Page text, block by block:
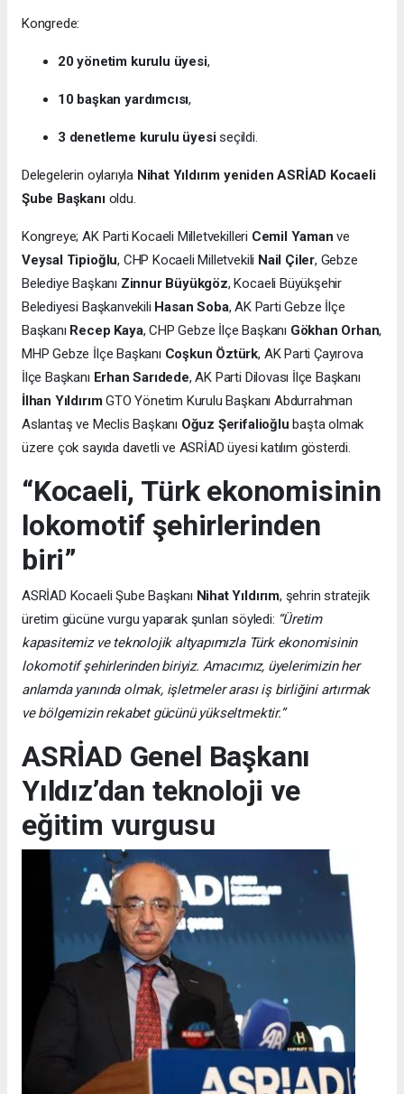
Kongrede:
20 yönetim kurulu üyesi,
10 başkan yardımcısı,
3 denetleme kurulu üyesiseçildi.
Delegelerin oylarıyla Nihat Yıldırım yeniden ASRİAD Kocaeli
Şube Başkanıoldu.
Kongreye; AK Parti Kocaeli Milletvekilleri Cemil Yaman ve
Veysal Tipioğlu, CHP Kocaeli Milletvekili Nail Çiler, Gebze
Belediye Başkanı Zinnur Büyükgöz, Kocaeli Büyükşehir
Belediyesi Başkanvekili Hasan Soba, AK Parti Gebze İlçe
Başkanı Recep Kaya, CHP Gebze İlçe Başkanı Gökhan Orhan,
MHP Gebze İlçe Başkanı Coşkun Öztürk, AK Parti Çayırova
İlçe Başkanı Erhan Sarıdede, AK Parti Dilovası İlçe Başkanı
İlhan YıldırımGTO Yönetim Kurulu Başkanı Abdurrahman
Aslantaş ve Meclis Başkanı Oğuz Şerifalioğlu başta olmak
üzere çok sayıda davetli ve ASRİAD üyesi katılım gösterdi.
“Kocaeli, Türk ekonomisinin
lokomotif şehirlerinden
biri”
ASRİAD Kocaeli Şube Başkanı Nihat Yıldırım, şehrin stratejik
üretim gücüne vurgu yaparak şunları söyledi: “Üretim
kapasitemiz ve teknolojik altyapımızla Türk ekonomisinin
lokomotif şehirlerinden biriyiz. Amacımız, üyelerimizin her
anlamda yanında olmak, işletmeler arası iş birliğini artırmak
ve bölgemizin rekabet gücünü yükseltmektir.”
ASRİAD Genel Başkanı
Yıldız’dan teknoloji ve
eğitim vurgusu